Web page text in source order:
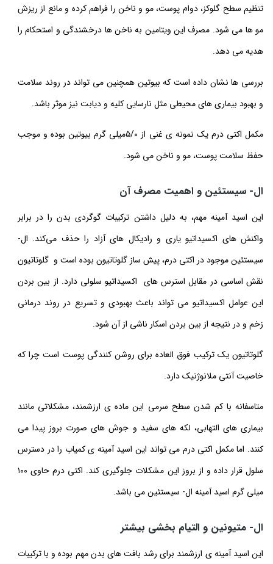
تنظیم سطح گلوکز، دوام پوست، مو و ناخن را فراهم کرده و مانع از ریزش
مو ها می شود. مصرف این ویتامین به ناخن ها درخشندگی و استحکام را
هدیه می دهد.
بررسی ها نشان داده است که بیوتین همچنین می تواند در روند سلامت
و بهبود بیماری های محیطی مثل نارسایی کلیه و دیابت نیز موثر باشد.
مکمل اکتی درم یک نمونه ی غنی از ۵/۰میلی گرم بیوتین بوده و موجب
حفظ سلامت پوست، مو و ناخن می شود.
ال- سیستئین و اهمیت مصرف آن
این اسید آمینه مهم، به دلیل داشتن ترکیبات گوگردی بدن را در برابر
واکنش های اکسیداتیو یاری و رادیکال های آزاد را حذف می‌کند. ال-
سیستئین موجود در اکتی درم، پیش ساز گلوتاتیون بوده است و گلوتاتیون
نقش اساسی در مقابل استرس های اکسیداتیو سلولی دارد. از بین بردن
این عوامل اکسیداتیو می تواند باعث بهبودی و تسریع در روند درمانی
زخم و در نتیجه از بین بردن اسکار ناشی از آن شود.
گلوتاتیون یک ترکیب فوق العاده برای روشن کنندگی پوست است چرا که
خاصیت آنتی ملانوژنیک دارد.
متاسفانه با کم شدن سطح سرمی این ماده ی ارزشمند، مشکلاتی مانند
بیماری های التهابی، لکه های سفید و جوش های صورت بروز پیدا می
کنند. اما مکمل اکتی درم می تواند این اسید آمینه ی کمیاب را در دسترس
سلول قرار داده و از بروز این مشکلات جلوگیری کند. اکتی درم حاوی ۱۰۰
میلی گرم اسید آمینه ال- سیستئین می باشد.
ال- متیونین و التیام بخشی بیشتر
این اسید آمینه ی ارزشمند برای رشد بافت های بدن مهم بوده و با ترکیبات